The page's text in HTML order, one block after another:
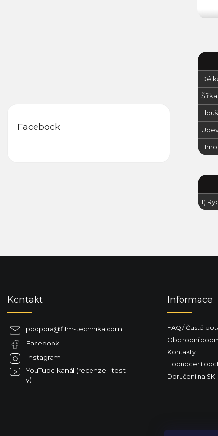
Facebook
Šířka:
1)
Kontakt
podpora@film-technika.com
Facebook
Instagram
YouTube kanál (recenze i test
y)
Informace
FAQ / Časté
Obchodní
Kontakty
Hodnocení
Doručení na SK